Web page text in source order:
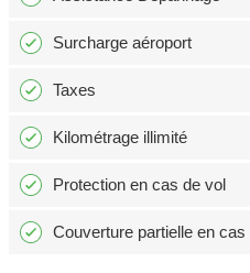
Surcharge aéroport
Taxes
Kilométrage illimité
Protection en cas de vol
Couverture partielle en cas